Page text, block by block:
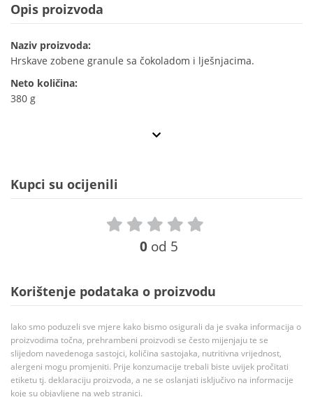
Opis proizvoda
Naziv proizvoda:
Hrskave zobene granule sa čokoladom i lješnjacima.
Neto količina:
380 g
Kupci su ocijenili
0 od 5
Korištenje podataka o proizvodu
Iako smo poduzeli sve mjere kako bismo osigurali da je svaka informacija o
proizvodima točna, prehrambeni proizvodi se često mijenjaju te se
slijedom navedenoga sastojci, količina sastojaka, nutritivna vrijednost,
alergeni mogu promjeniti. Prije konzumacije trebali biste uvijek pročitati
etiketu tj. deklaraciju proizvoda, a ne se oslanjati isključivo na informacije
koje su objavljene na web stranici.